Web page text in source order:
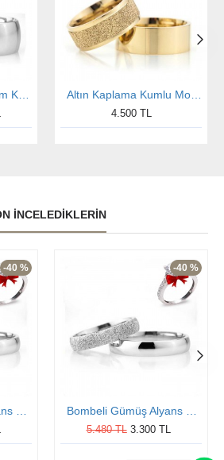
4.500 TL
İNCELEDIKLERIN
-40 % -40 %
5.480 TL 3.300 TL